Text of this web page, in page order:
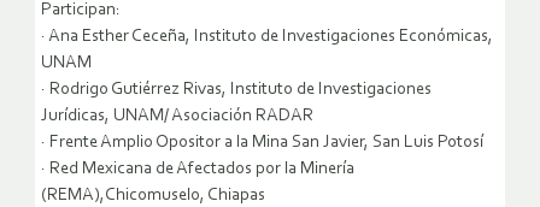
Participan:
· Ana Esther Ceceña, Instituto de Investigaciones Económicas,
UNAM
· Rodrigo Gutiérrez Rivas, Instituto de Investigaciones
Jurídicas, UNAM/ Asociación RADAR
· Frente Amplio Opositor a la Mina San Javier, San Luis Potosí
· Red Mexicana de Afectados por la Minería
(REMA),Chicomuselo, Chiapas